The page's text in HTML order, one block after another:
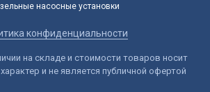
насосные установки
конфиденциальности
на складе и стоимости товаров носит
и не является публичной офертой